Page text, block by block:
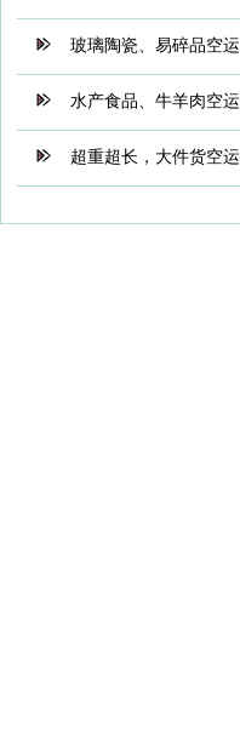
玻璃陶瓷、易碎品空运
水产食品、牛羊肉空运
超重超长，大件货空运